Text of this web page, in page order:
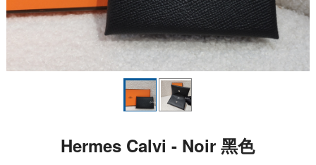
Hermes Calvi - Noir 黑色